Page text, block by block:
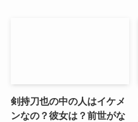
剣持刀也の中の人はイケメ
ンなの？彼女は？前世がな